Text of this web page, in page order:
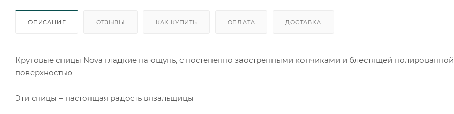
ОПИСАНИЕ ОТЗЫВЫ КАК КУПИТЬ ОПЛАТА ДОСТАВКА
Круговые спицы Nova гладкие на ощупь, с постепенно заостренными кончиками и блестящей полированной
поверхностью
Эти спицы – настоящая радость вязальщицы